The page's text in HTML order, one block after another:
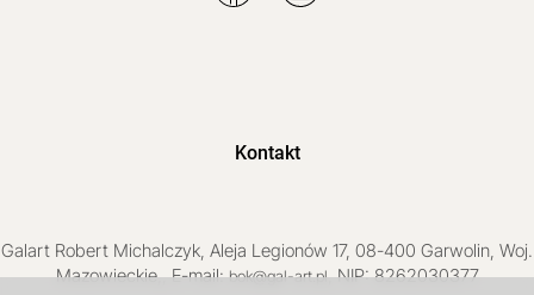
Kontakt
Galart Robert Michalczyk, Aleja Legionów 17, 08-400 Garwolin, Woj.
Mazowieckie,, E-mail:bok@gal-art.pl, NIP: 8262030377